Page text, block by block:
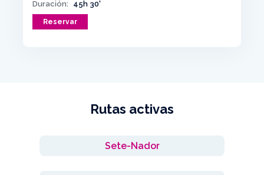
Duración:
45h 30'
Reservar
Rutas activas
Sete-Nador